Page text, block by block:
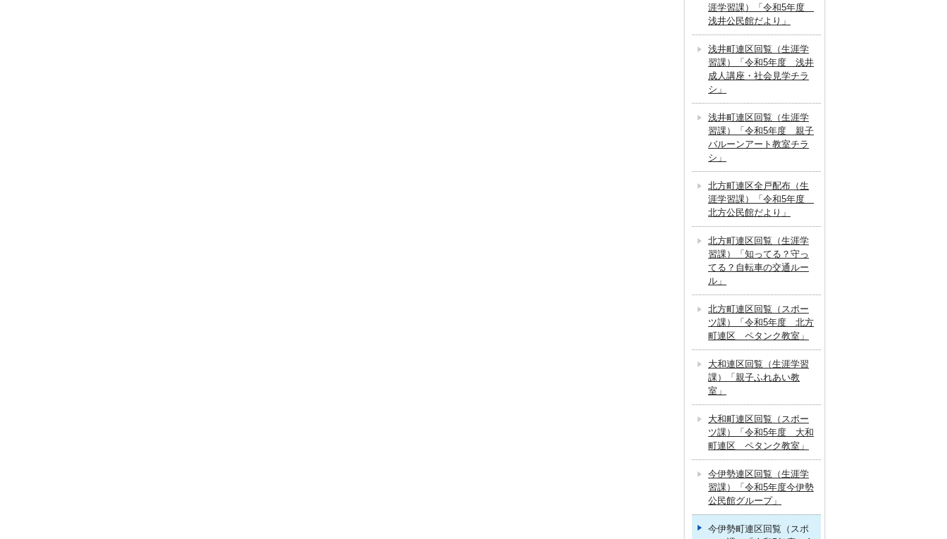
涯学習課）「令和5年度
浅井公民館だより」
浅井町連区回覧（生涯学
習課）「令和5年度 浅井
成人講座・社会見学チラ
シ」
浅井町連区回覧（生涯学
習課）「令和5年度 親子
バルーンアート教室チラ
シ」
北方町連区全戸配布（生
涯学習課）「令和5年度
北方公民館だより」
北方町連区回覧（生涯学
習課）「知ってる？守っ
てる？自転車の交通ルー
ル」
北方町連区回覧（スポー
ツ課）「令和5年度 北方
町連区 ペタンク教室」
大和連区回覧（生涯学習
課）「親子ふれあい教
室」
大和町連区回覧（スポー
ツ課）「令和5年度 大和
町連区 ペタンク教室」
今伊勢連区回覧（生涯学
習課）「令和5年度今伊勢
公民館グループ」
今伊勢町連区回覧（スポ